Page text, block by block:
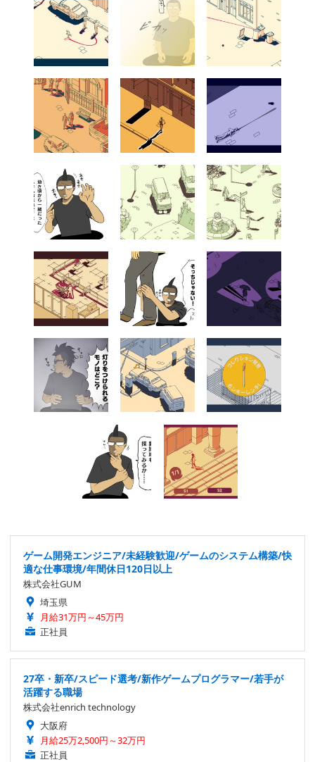
ゲーム開発エンジニア/未経験歓迎/ゲームのシステム構築/快
適な仕事環境/年間休日120日以上
株式会社GUM
埼玉県
月給31万円～45万円
正社員
27卒・新卒/スピード選考/新作ゲームプログラマー/若手が
活躍する職場
株式会社enrich technology
大阪府
月給25万2,500円～32万円
正社員